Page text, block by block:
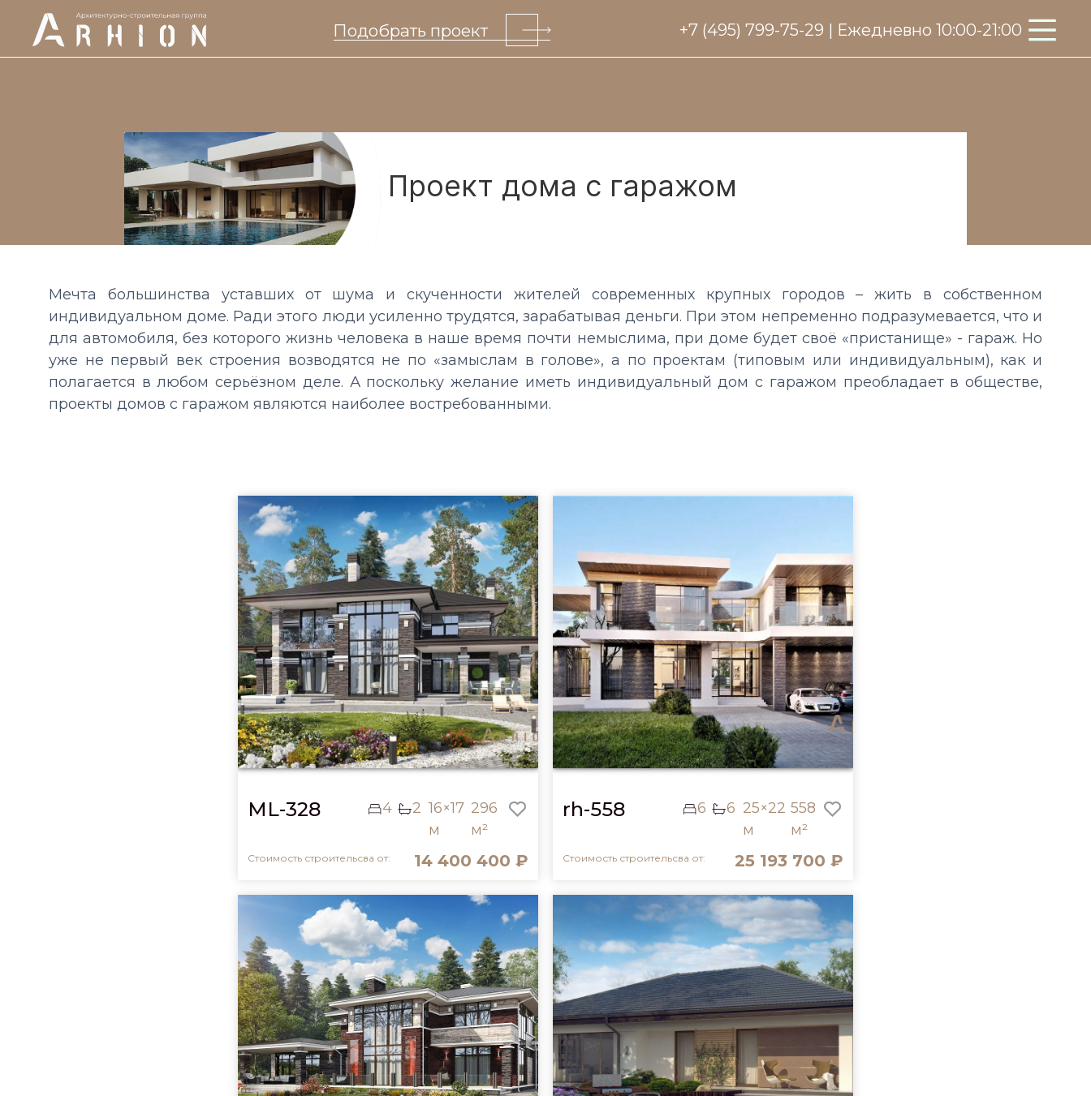
Подобрать проект +7 (495) 799-75-29 | Ежедневно 10:00-21:00
Проект дома с гаражом
Мечта большинства уставших от шума и скученности жителей современных крупных городов – жить в собственном
индивидуальном доме. Ради этого люди усиленно трудятся, зарабатывая деньги. При этом непременно подразумевается, что и
для автомобиля, без которого жизнь человека в наше время почти немыслима, при доме будет своё «пристанище» - гараж. Но
уже не первый век строения возводятся не по «замыслам в голове», а по проектам (типовым или индивидуальным), как и
полагается в любом серьёзном деле. А поскольку желание иметь индивидуальный дом с гаражом преобладает в обществе,
проекты домов с гаражом являются наиболее востребованными.
ML-328 4 2 16×17
м
296
м²
Стоимость строительсва от: 14 400 400 ₽
rh-558 6 6 25×22
м
558
м²
Стоимость строительсва от: 25 193 700 ₽